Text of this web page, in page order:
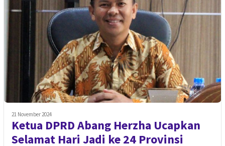
21 November 2024
Ketua DPRD Abang Herzha Ucapkan
Selamat Hari Jadi ke 24 Provinsi